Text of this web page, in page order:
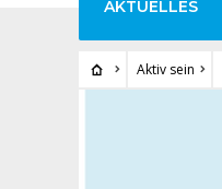
AKTUELLES
Aktiv sein